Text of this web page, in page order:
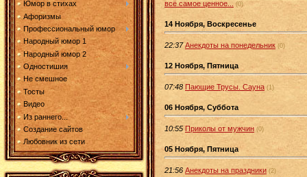
Юмор в стихах
Афоризмы
Профессиональный юмор
Народный юмор 1
Народный юмор 2
Одностишия
Не смешное
Тосты
Видео
Из раннего...
Создание сайтов
Любовник из сети
всё самое ценное...
(0)
14 Ноября, Воскресенье
22:37 Анекдоты на понедельник (0)
12 Ноября, Пятница
07:48 Пающие Трусы. Сауна (1)
06 Ноября, Суббота
10:55 Приколы от мужчин (0)
05 Ноября, Пятница
21:56 Анекдоты на праздники (2)